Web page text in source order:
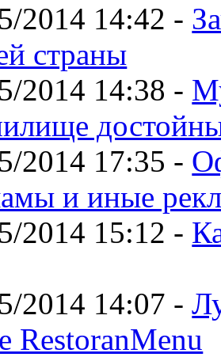
2014 14:42 -
страны
2014 14:38 -
2014 17:35 -
и иные
2014 15:12 -
2014 14:07 -
RestoranMenu